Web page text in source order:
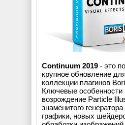
Continuum 2019 - это
крупное обновление
коллекции плагинов
Ключевые
возрождение Particle
знаменитого
графики, новых